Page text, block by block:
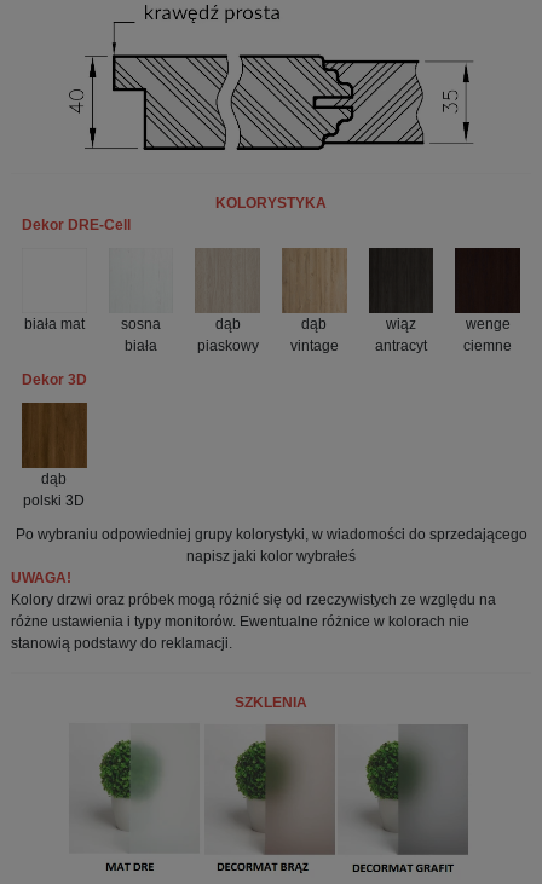
KOLORYSTYKA
Dekor DRE-Cell
biała mat
sosna
biała
dąb
piaskowy
dąb
vintage
wiąz
antracyt
wenge
ciemne
Dekor 3D
dąb
polski 3D
Po wybraniu odpowiedniej grupy kolorystyki, w wiadomości do sprzedającego
napisz jaki kolor wybrałeś
UWAGA!
Kolory drzwi oraz próbek mogą różnić się od rzeczywistych ze względu na
różne ustawienia i typy monitorów. Ewentualne różnice w kolorach nie
stanowią podstawy do reklamacji.
SZKLENIA